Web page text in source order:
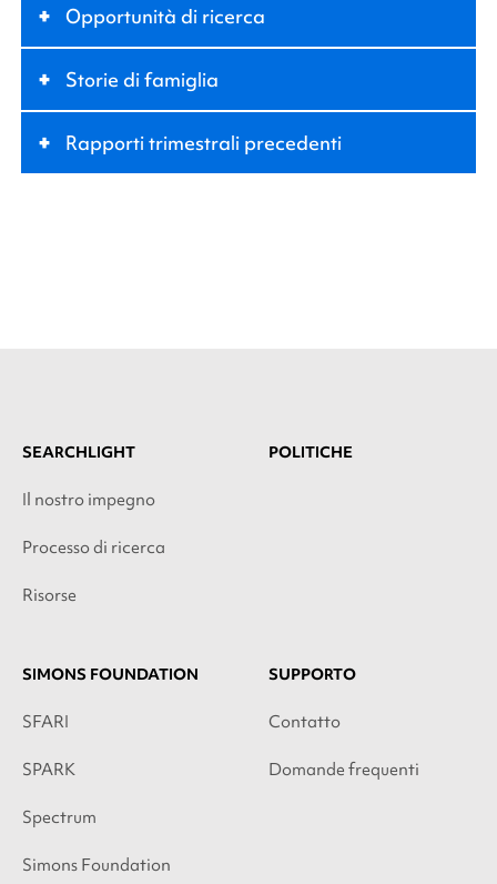
+ Opportunità di ricerca
+ Storie di famiglia
+ Rapporti trimestrali precedenti
SEARCHLIGHT
Il nostro impegno
Processo di ricerca
Risorse
POLITICHE
SIMONS FOUNDATION
SFARI
SPARK
Spectrum
Simons Foundation
SUPPORTO
Contatto
Domande frequenti